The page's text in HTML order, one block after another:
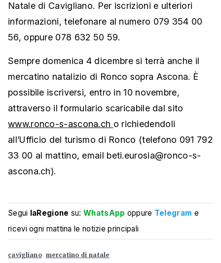
Natale di Cavigliano. Per iscrizioni e ulteriori
informazioni, telefonare al numero 079 354 00
56, oppure 078 632 50 59.
Sempre domenica 4 dicembre si terrà anche il
mercatino natalizio di Ronco sopra Ascona. È
possibile iscriversi, entro in 10 novembre,
attraverso il formulario scaricabile dal sito
www.ronco-s-ascona.ch o richiedendoli
all’Ufficio del turismo di Ronco (telefono 091 792
33 00 al mattino, email beti.eurosia@ronco-s-
ascona.ch).
Segui laRegione su:WhatsApp oppure Telegram e
ricevi ogni mattina le notizie principali
cavigliano mercatino di natale